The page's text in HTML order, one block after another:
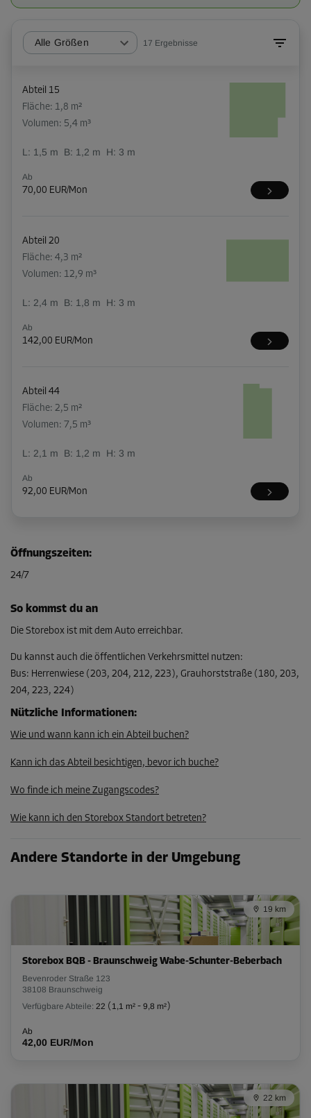
Alle Größen 17 Ergebnisse
Abteil 15
Fläche: 1,8 m²
Volumen: 5,4 m³
L: 1,5 m B: 1,2 m H: 3 m
Ab
70,00 EUR/Mon
Abteil 20
Fläche: 4,3 m²
Volumen: 12,9 m³
L: 2,4 m B: 1,8 m H: 3 m
Ab
142,00 EUR/Mon
Abteil 44
Fläche: 2,5 m²
Volumen: 7,5 m³
L: 2,1 m B: 1,2 m H: 3 m
Ab
92,00 EUR/Mon
Fläche: 4,5 m²
Volumen: 13,5 m³
L:3,1m B:1,5m
Ab
Abteil 8
Fläche: 6,6 m²
193,00 EUR/Mon
Fläche: 2,6 m²
1,3 m H:
95,00 EUR/Mon
Abteil 17
Fläche: 2,4 m²
Volumen: 7,2 m³
89,00 EUR/Mon
Öffnungszeiten:
24/7
So kommst du an
Die Storebox ist mit dem Auto erreichbar.
Du kannst auch die öffentlichen Verkehrsmittel nutzen:
Bus: Herrenwiese (203, 204, 212, 223), Grauhorststraße (180, 203,
204, 223, 224)
Nützliche Informationen:
Wie und wann kann ich ein Abteil buchen?
Kann ich das Abteil besichtigen, bevor ich buche?
Wo finde ich meine Zugangscodes?
Wie kann ich den Storebox Standort betreten?
Andere Standorte in der Umgebung
19 km
Storebox BQB - Braunschweig Wabe-Schunter-Beberbach
Bevenroder Straße 123
38108 Braunschweig
Verfügbare Abteile: 22 ( 1,1 m² - 9,8 m²)
Ab
42,00 EUR/Mon
22 km